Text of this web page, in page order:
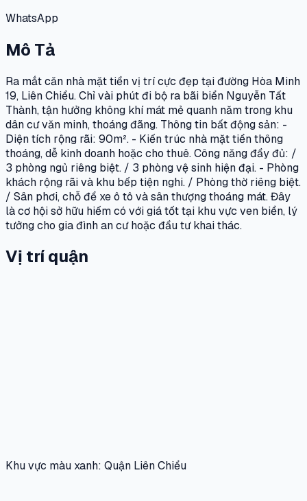
WhatsApp
Mô Tả
Ra mắt căn nhà mặt tiền vị trí cực đẹp tại đường Hòa Minh
19, Liên Chiểu. Chỉ vài phút đi bộ ra bãi biển Nguyễn Tất
Thành, tận hưởng không khí mát mẻ quanh năm trong khu
dân cư văn minh, thoáng đãng. Thông tin bất động sản: -
Diện tích rộng rãi: 90m². - Kiến trúc nhà mặt tiền thông
thoáng, dễ kinh doanh hoặc cho thuê. Công năng đầy đủ: /
3 phòng ngủ riêng biệt. / 3 phòng vệ sinh hiện đại. - Phòng
khách rộng rãi và khu bếp tiện nghi. / Phòng thờ riêng biệt.
/ Sân phơi, chỗ để xe ô tô và sân thượng thoáng mát. Đây
là cơ hội sở hữu hiếm có với giá tốt tại khu vực ven biển, lý
tưởng cho gia đình an cư hoặc đầu tư khai thác.
Vị trí quận
Khu vực màu xanh: Quận Liên Chiểu